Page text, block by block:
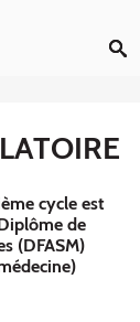
cycle est
de
(DFASM)